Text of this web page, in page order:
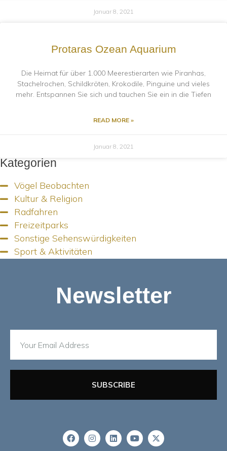
Januar 8, 2021
Protaras Ozean Aquarium
Die Heimat für über 1.000 Meerestierarten wie Piranhas,
Stachelrochen, Schildkröten, Krokodile, Pinguine und vieles
mehr. Entspannen Sie sich und tauchen Sie ein in die Tiefen
READ MORE »
Januar 8, 2021
Kategorien
Vögel Beobachten​
Kultur & Religion
Radfahren​
Freizeitparks
Sonstige Sehenswürdigkeiten
Sport & Aktivitäten​
Newsletter
SUBSCRIBE